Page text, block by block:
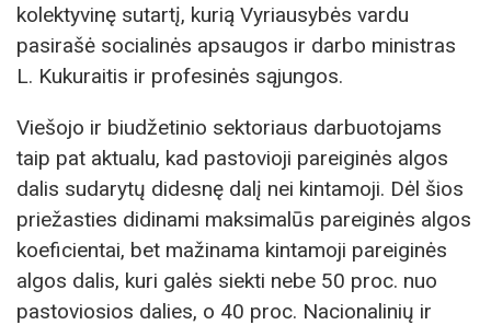
kolektyvinę sutartį, kurią Vyriausybės vardu
pasirašė socialinės apsaugos ir darbo ministras
L. Kukuraitis ir profesinės sąjungos.
Viešojo ir biudžetinio sektoriaus darbuotojams
taip pat aktualu, kad pastovioji pareiginės algos
dalis sudarytų didesnę dalį nei kintamoji. Dėl šios
priežasties didinami maksimalūs pareiginės algos
koeficientai, bet mažinama kintamoji pareiginės
algos dalis, kuri galės siekti nebe 50 proc. nuo
pastoviosios dalies, o 40 proc. Nacionalinių ir